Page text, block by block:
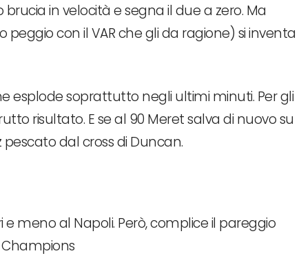
in velocità e segna il due a zero. Ma
peggio con il VAR che gli da ragione) si inventa
esplode soprattutto negli ultimi minuti. Per gli
risultato. E se al 90 Meret salva di nuovo su
dal cross di Duncan.
meno al Napoli. Però, complice il pareggio